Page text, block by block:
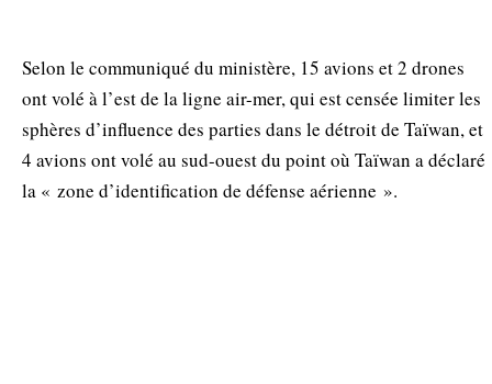
Selon le communiqué du ministère, 15 avions et 2 drones
ont volé à l’est de la ligne air-mer, qui est censée limiter les
sphères d’influence des parties dans le détroit de Taïwan, et
4 avions ont volé au sud-ouest du point où Taïwan a déclaré
la « zone d’identification de défense aérienne ».